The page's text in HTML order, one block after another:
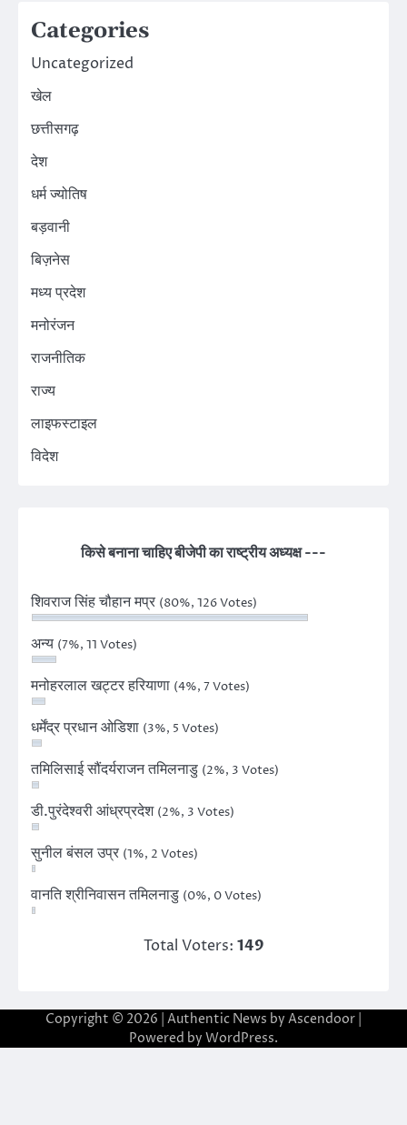
Categories
Uncategorized
खेल
छत्तीसगढ़
देश
धर्म ज्योतिष
बड़वानी
बिज़नेस
मध्य प्रदेश
मनोरंजन
राजनीतिक
राज्य
लाइफस्टाइल
विदेश
किसे बनाना चाहिए बीजेपी का राष्ट्रीय अध्यक्ष ---
शिवराज सिंह चौहान मप्र (80%, 126 Votes)
अन्य (7%, 11 Votes)
मनोहरलाल खट्टर हरियाणा (4%, 7 Votes)
धर्मेंद्र प्रधान ओडिशा (3%, 5 Votes)
तमिलिसाई सौंदर्यराजन तमिलनाडु (2%, 3 Votes)
डी.पुरंदेश्वरी आंध्रप्रदेश (2%, 3 Votes)
सुनील बंसल उप्र (1%, 2 Votes)
वानति श्रीनिवासन तमिलनाडु (0%, 0 Votes)
Total Voters: 149
Copyright © 2026 | Authentic News by Ascendoor
Powered by WordPress.